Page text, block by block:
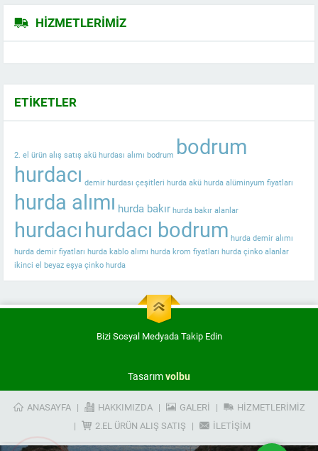
HIZMETLERIMIZ
ETIKETLER
2. el ürün alış satış akü hurdası alımı bodrum bodrum
hurdacı demir hurdası çeşitleri hurda akü hurda alüminyum fiyatları
hurda alımı hurda bakır hurda bakır alanlar
hurdacıhurdacı bodrum hurda demir alımı
hurda demir fiyatları hurda kablo alımı hurda krom fiyatları hurda çinko alanlar
ikinci el beyaz eşya çinko hurda
Bizi Sosyal Medyada Takip Edin
Tasarımvolbu
ANASAYFA HAKKIMIZDA GALERI
HIZMETLERIMIZ
2.EL ÜRÜN ALIŞ SATIŞ
İLETIŞIM
Müşteri Temsilcisi
Cevap Yaz